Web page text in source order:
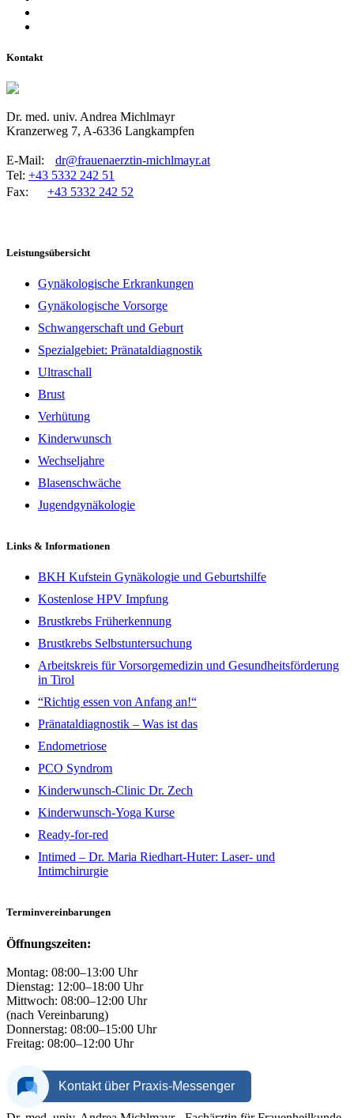
Kontakt
Dr. med. univ. Andrea Michlmayr
Kranzerweg 7, A-6336 Langkampfen
E-Mail: dr@frauenaerztin-michlmayr.at
Tel: +43 5332 242 51
Fax: +43 5332 242 52
Leistungsübersicht
Gynäkologische Erkrankungen
Gynäkologische Vorsorge
Schwangerschaft und Geburt
Spezialgebiet: Pränataldiagnostik
Ultraschall
Brust
Verhütung
Kinderwunsch
Wechseljahre
Blasenschwäche
Jugendgynäkologie
Links & Informationen
BKH Kufstein Gynäkologie und Geburtshilfe
Kostenlose HPV Impfung
Brustkrebs Früherkennung
Brustkrebs Selbstuntersuchung
Arbeitskreis für Vorsorgemedizin und Gesundheitsförderung
in Tirol
“Richtig essen von Anfang an!“
Pränataldiagnostik – Was ist das
Endometriose
PCO Syndrom
Kinderwunsch-Clinic Dr. Zech
Kinderwunsch-Yoga Kurse
Ready-for-red
Intimed – Dr. Maria Riedhart-Huter: Laser- und
Intimchirurgie
Terminvereinbarungen
Öffnungszeiten:
Montag: 08:00–13:00 Uhr
Dienstag: 12:00–18:00 Uhr
Mittwoch: 08:00–12:00 Uhr
(nach Vereinbarung)
Donnerstag: 08:00–15:00 Uhr
Freitag: 08:00–12:00 Uhr